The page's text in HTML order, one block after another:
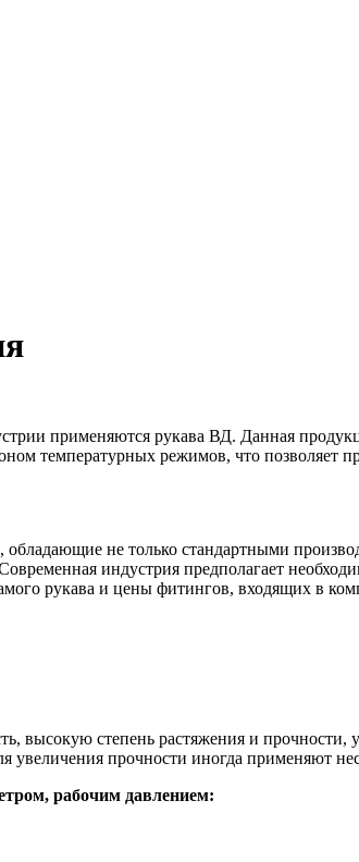
применяются рукава ВД. Данная
температурных режимов, что позволяет
не только стандартными
индустрия предполагает
рукава и цены фитингов, входящих в
степень растяжения и прочности,
прочности иногда применяют
рабочим давлением: